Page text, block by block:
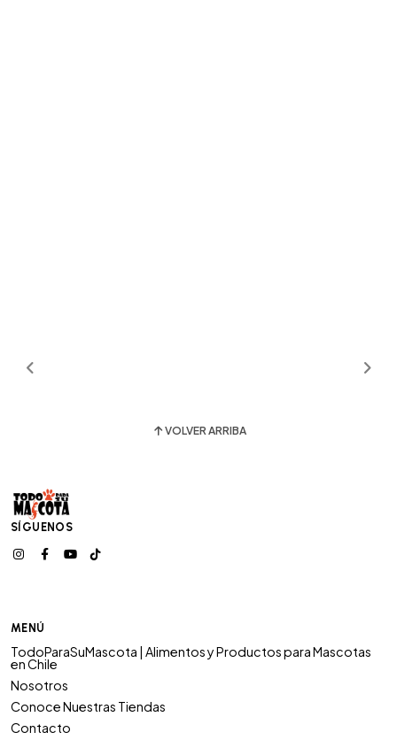
VOLVER ARRIBA
SÍGUENOS
MENÚ
TodoParaSuMascota | Alimentos y Productos para Mascotas
en Chile
Nosotros
Conoce Nuestras Tiendas
Contacto